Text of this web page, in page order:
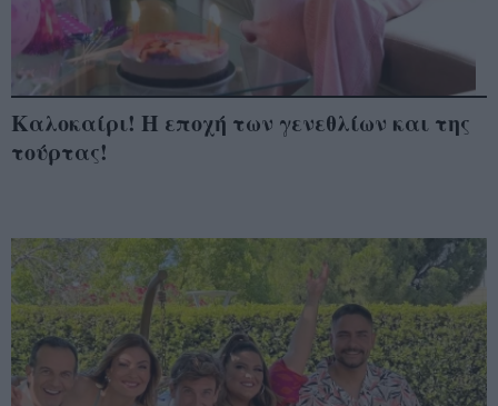
Καλοκαίρι! Η εποχή των γενεθλίων και της
τούρτας!